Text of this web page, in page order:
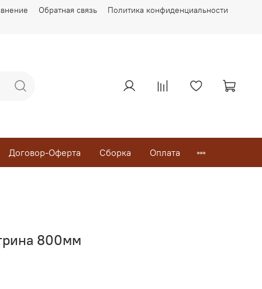
Обратная связь Политика конфиденциальности
Договор-Оферта Сборка Оплата
800мм